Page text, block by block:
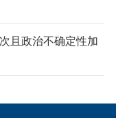
且政治不确定性加